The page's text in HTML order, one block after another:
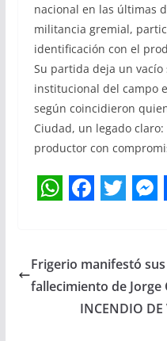
nacional en las últimas
militancia gremial,
identificación con el
Su partida deja un
institucional del campo
según coincidieron
Ciudad, un legado
productor con
a
t
c
e
b
i
t
t
s
s
e
Frigerio manifestó
fallecimiento de Jorge
INCENDIO DE